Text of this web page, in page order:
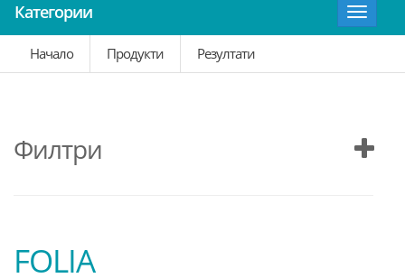
Категории
Toggle
Начало
Продукти Резултати
Филтри
FOLIA